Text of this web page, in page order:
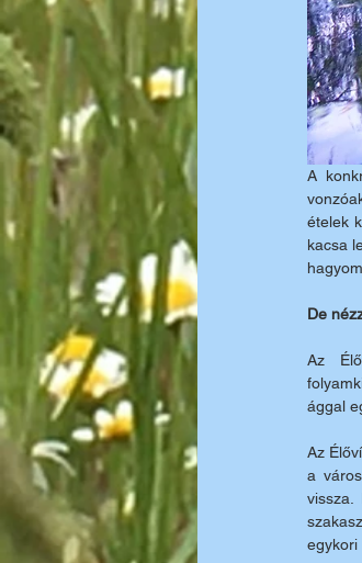
A
ételek
kacsa
De
Az
ággal
Az
a
vissza.
egykori